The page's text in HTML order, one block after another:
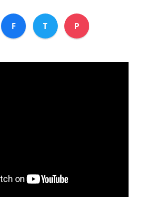
F T P